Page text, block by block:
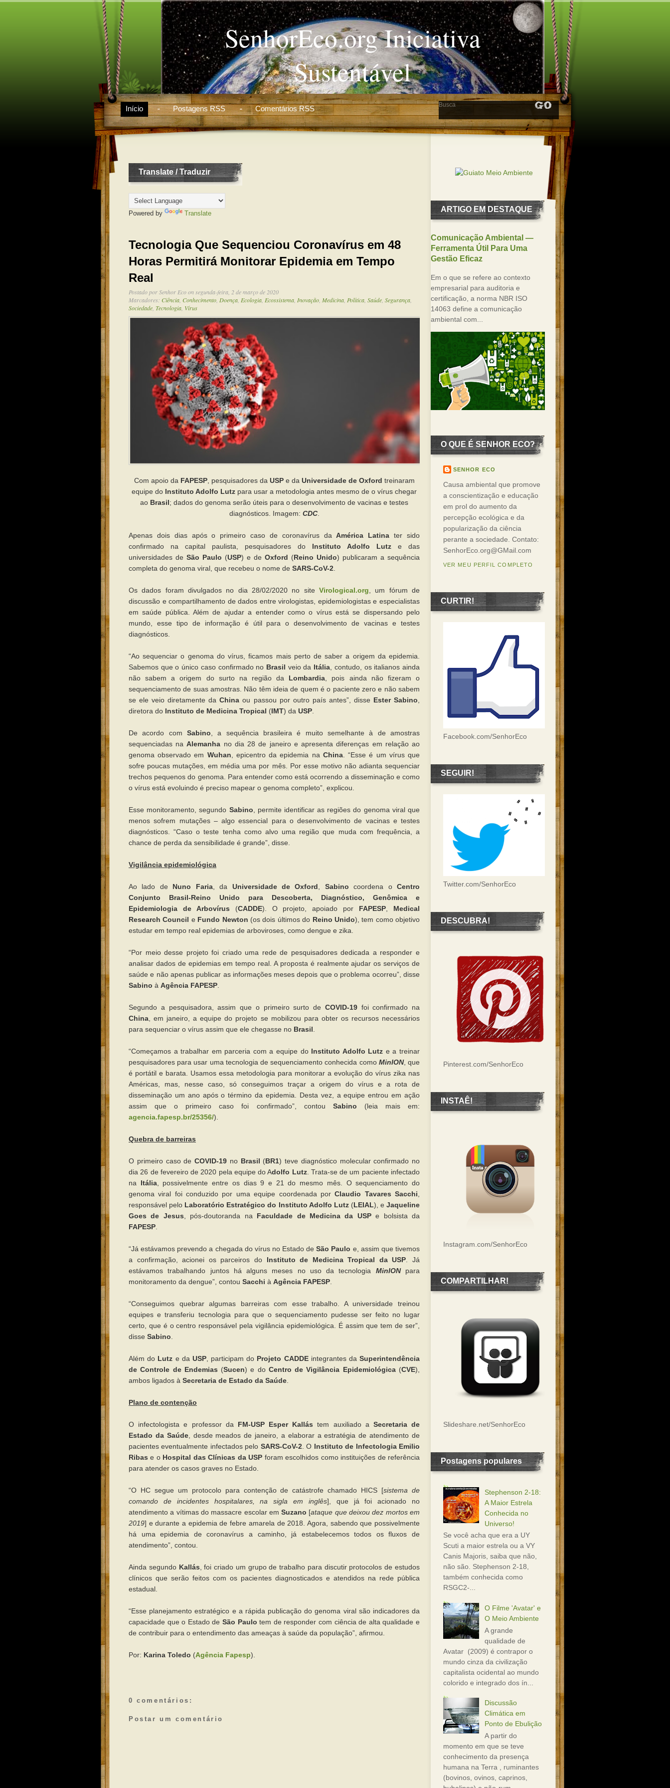
SenhorEco.org Iniciativa
Sustentável
Início Postagens RSS Comentários RSS
Translate / Traduzir
Powered by Translate
Tecnologia Que Sequenciou Coronavírus em 48
Horas Permitirá Monitorar Epidemia em Tempo
Real
Postado porSenhor Ecoon segunda-feira, 2 de março de 2020
Marcadores: Ciência Conhecimento Doença Ecologia Ecossistema Inovação Medicina Política Saúde Segurança
Sociedade Tecnologia Vírus
Com apoio da FAPESP, pesquisadores da USPe da Universidade de Oxford treinaram
equipe do Instituto Adolfo Lutz para usar a metodologia antes mesmo de o vírus chegar
ao Brasil; dados do genoma serão úteis para o desenvolvimento de vacinas e testes
diagnósticos. Imagem: CDC.
Apenas dois dias após o primeiro caso de coronavírus daAmérica Latina ter sido
confirmado na capital paulista, pesquisadores do Instituto Adolfo Lutz e das
universidades de São Paulo (USP) e de Oxford (Reino Unido) publicaram a sequência
completa do genoma viral, que recebeu o nome de SARS-CoV-2
Os dados foram divulgados no dia 28/02/2020 no site Virological.org , um fórum de
discussão e compartilhamento de dados entre virologistas, epidemiologistas e especialistas
em saúde pública. Além de ajudar a entender como o vírus está se dispersando pelo
mundo, esse tipo de informação é útil para o desenvolvimento de vacinas e testes
diagnósticos.
“Ao sequenciar o genoma do vírus, ficamos mais perto de saber a origem da epidemia.
Sabemos que o único caso confirmado no Brasil veio da Itália , contudo, os italianos ainda
não sabem a origem do surto na região da Lombardia , pois ainda não fizeram o
sequenciamento de suas amostras. Não têm ideia de quem é o paciente zero e não sabem
se ele veio diretamente daChina ou passou por outro país antes”, disse Ester Sabino
diretora do Instituto de Medicina Tropical (IMT) da USP
De acordo com Sabino , a sequência brasileira é muito semelhante à de amostras
sequenciadas naAlemanha no dia 28 de janeiro e apresenta diferenças em relação ao
genoma observado em Wuhan , epicentro da epidemia na China. “Esse é um vírus que
sofre poucas mutações, em média uma por mês. Por esse motivo não adianta sequenciar
trechos pequenos do genoma. Para entender como está ocorrendo a disseminação e como
o vírus está evoluindo é preciso mapear o genoma completo”, explicou.
Esse monitoramento, segundo Sabino , permite identificar as regiões do genoma viral que
menos sofrem mutações – algo essencial para o desenvolvimento de vacinas e testes
diagnósticos. “Caso o teste tenha como alvo uma região que muda com frequência, a
chance de perda da sensibilidade é grande”, disse.
Vigilância epidemiológica
Ao lado de Nuno Faria, da Universidade de Oxford Sabino coordena oCentro
Conjunto Brasil-Reino Unido para Descoberta, Diagnóstico, Genômica e
Epidemiologia de Arbovírus (CADDE). O projeto, apoiado por FAPESP
Medical
Research Council e Fundo Newton (os dois últimos do Reino Unido), tem como objetivo
estudar em tempo real epidemias de arboviroses, como dengue e zika.
“Por meio desse projeto foi criado uma rede de pesquisadores dedicada a responder e
analisar dados de epidemias em tempo real. A proposta é realmente ajudar os serviços de
saúde e não apenas publicar as informações meses depois que o problema ocorreu”, disse
Sabino à Agência FAPESP
Segundo a pesquisadora, assim que o primeiro surto de COVID-19foi confirmado na
China , em janeiro, a equipe do projeto se mobilizou para obter os recursos necessários
para sequenciar o vírus assim que ele chegasse no Brasil
“Começamos a trabalhar em parceria com a equipe do Instituto Adolfo Lutz e a treinar
pesquisadores para usar uma tecnologia de sequenciamento conhecida como MinION, que
é portátil e barata. Usamos essa metodologia para monitorar a evolução do vírus zika nas
Américas, mas, nesse caso, só conseguimos traçar a origem do vírus e a rota de
disseminação um ano após o término da epidemia. Desta vez, a equipe entrou em ação
assim que o primeiro caso foi confirmado”, contou Sabino (leia mais em:
agencia.fapesp.br/25356/).
Quebra de barreiras
O primeiro caso de COVID-19 no Brasil (BR1) teve diagnóstico molecular confirmado no
dia 26 de fevereiro de 2020 pela equipe do Adolfo Lutz. Trata-se de um paciente infectado
na Itália, possivelmente entre os dias 9 e 21 do mesmo mês. O sequenciamento do
genoma viral foi conduzido por uma equipe coordenada porClaudio Tavares Sacchi
responsável pelo Laboratório Estratégico do Instituto Adolfo Lutz(LEIAL), eJaqueline
Goes de Jesus , pós-doutoranda na Faculdade de Medicina da USPe bolsista da
FAPESP
“Já estávamos prevendo a chegada do vírus no Estado deSão Paulo e, assim que tivemos
a confirmação, acionei os parceiros do Instituto de Medicina Tropical da USP . Já
estávamos trabalhando juntos há alguns meses no uso da tecnologia MinION para
monitoramento da dengue”, contou Sacchi à Agência FAPESP
“Conseguimos quebrar algumas barreiras com esse trabalho. A universidade treinou
equipes e transferiu tecnologia para que o sequenciamento pudesse ser feito no lugar
certo, que é o centro responsável pela vigilância epidemiológica. É assim que tem de ser”,
disse Sabino
Além do Lutz e da USP, participam do Projeto CADDEintegrantes daSuperintendência
de Controle de Endemias (Sucen) e do Centro de Vigilância Epidemiológica(CVE),
ambos ligados à Secretaria de Estado da Saúde
Plano de contenção
O infectologista e professor da FM-USP Esper Kallás tem auxiliado a Secretaria de
Estado da Saúde, desde meados de janeiro, a elaborar a estratégia de atendimento de
pacientes eventualmente infectados pelo SARS-CoV-2. O Instituto de Infectologia Emilio
Ribas e o Hospital das Clínicas da USP foram escolhidos como instituições de referência
para atender os casos graves no Estado.
“O HC segue um protocolo para contenção de catástrofe chamado HICS [sistema de
comando de incidentes hospitalares, na sigla em inglês], que já foi acionado no
atendimento a vítimas do massacre escolar emSuzano [ataque que deixou dez mortos em
2019] e durante a epidemia de febre amarela de 2018. Agora, sabendo que possivelmente
há uma epidemia de coronavírus a caminho, já estabelecemos todos os fluxos de
atendimento”, contou.
Ainda segundo Kallás , foi criado um grupo de trabalho para discutir protocolos de estudos
clínicos que serão feitos com os pacientes diagnosticados e atendidos na rede pública
estadual.
“Esse planejamento estratégico e a rápida publicação do genoma viral são indicadores da
capacidade que o Estado de São Paulo tem de responder com ciência de alta qualidade e
de contribuir para o entendimento das ameaças à saúde da população”, afirmou.
Por: Karina Toledo (Agência Fapesp).
0 comentários:
Postar um comentário
ARTIGO EM DESTAQUE
Comunicação Ambiental —
Ferramenta Útil Para Uma
Gestão Eficaz
Em o que se refere ao contexto
empresarial para auditoria e
certificação, a norma NBR ISO
14063 define a comunicação
ambiental com...
O QUE É SENHOR ECO?
SENHOR ECO
Causa ambiental que promove
a conscientização e educação
em prol do aumento da
percepção ecológica e da
popularização da ciência
perante a sociedade. Contato:
SenhorEco.org@GMail.com
VER MEU PERFIL COMPLETO
CURTIR!
Facebook.com/SenhorEco
SEGUIR!
Twitter.com/SenhorEco
DESCUBRA!
Pinterest.com/SenhorEco
INSTAÊ!
Instagram.com/SenhorEco
COMPARTILHAR!
Slideshare.net/SenhorEco
Postagens populares
Stephenson 2-18:
A Maior Estrela
Conhecida no
Universo!
Se você acha que era a UY
Scuti a maior estrela ou a VY
Canis Majoris, saiba que não,
não são. Stephenson 2-18,
também conhecida como
RSGC2-...
O Filme 'Avatar' e
O Meio Ambiente
A grande
qualidade de
Avatar (2009) é contrapor o
mundo cinza da civilização
capitalista ocidental ao mundo
colorido e integrado dos ín...
Discussão
Climática em
Ponto de Ebulição
A partir do
momento em que se teve
conhecimento da presença
humana na Terra , ruminantes
(bovinos, ovinos, caprinos,